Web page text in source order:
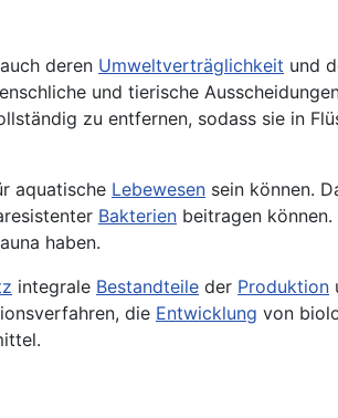
deren Umweltverträglichkeit und
und tierische
zu entfernen, sodass sie in
aquatische Lebewesen sein können.
Bakterien beitragen können.
haben.
integrale Bestandteile der Produktion
die Entwicklung von